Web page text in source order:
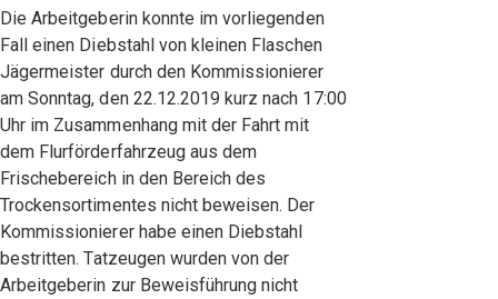
Die Arbeitgeberin konnte im vorliegenden
Fall einen Diebstahl von kleinen Flaschen
Jägermeister durch den Kommissionierer
am Sonntag, den 22.12.2019 kurz nach 17:00
Uhr im Zusammenhang mit der Fahrt mit
dem Flurförderfahrzeug aus dem
Frischebereich in den Bereich des
Trockensortimentes nicht beweisen. Der
Kommissionierer habe einen Diebstahl
bestritten. Tatzeugen wurden von der
Arbeitgeberin zur Beweisführung nicht